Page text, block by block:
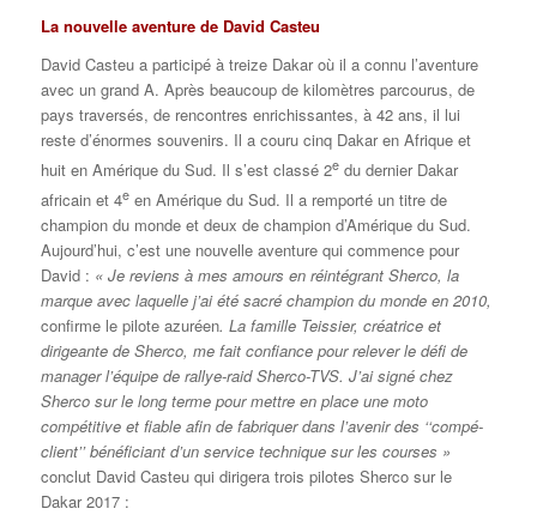
La nouvelle aventure de David Casteu
David Casteu a participé à treize Dakar où il a connu l’aventure
avec un grand A. Après beaucoup de kilomètres parcourus, de
pays traversés, de rencontres enrichissantes, à 42 ans, il lui
reste d’énormes souvenirs. Il a couru cinq Dakar en Afrique et
huit en Amérique du Sud. Il s’est classé 2edu dernier Dakar
africain et 4een Amérique du Sud. Il a remporté un titre de
champion du monde et deux de champion d’Amérique du Sud.
Aujourd’hui, c’est une nouvelle aventure qui commence pour
David : « Je reviens à mes amours en réintégrant Sherco, la
marque avec laquelle j’ai été sacré champion du monde en 2010,
confirme le pilote azuréen. La famille Teissier, créatrice et
dirigeante de Sherco, me fait confiance pour relever le défi de
manager l’équipe de rallye-raid Sherco-TVS. J’ai signé chez
Sherco sur le long terme pour mettre en place une moto
compétitive et fiable afin de fabriquer dans l’avenir des ‘‘compé-
client’’ bénéficiant d’un service technique sur les courses »
conclut David Casteu qui dirigera trois pilotes Sherco sur le
Dakar 2017 :